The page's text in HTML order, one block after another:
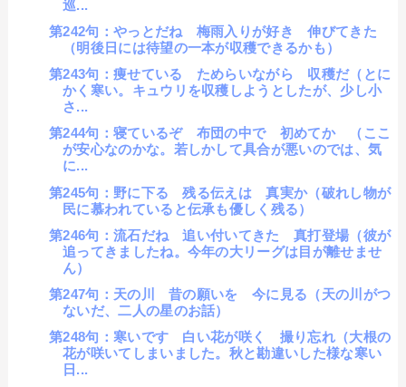
巡...
第242句：やっとだね 梅雨入りが好き 伸びてきた
（明後日には待望の一本が収穫できるかも）
第243句：痩せている ためらいながら 収穫だ（とに
かく寒い。キュウリを収穫しようとしたが、少し小
さ...
第244句：寝ているぞ 布団の中で 初めてか （ここ
が安心なのかな。若しかして具合が悪いのでは、気
に...
第245句：野に下る 残る伝えは 真実か（破れし物が
民に慕われていると伝承も優しく残る）
第246句：流石だね 追い付いてきた 真打登場（彼が
追ってきましたね。今年の大リーグは目が離せませ
ん）
第247句：天の川 昔の願いを 今に見る（天の川がつ
ないだ、二人の星のお話）
第248句：寒いです 白い花が咲く 撮り忘れ（大根の
花が咲いてしまいました。秋と勘違いした様な寒い
日...